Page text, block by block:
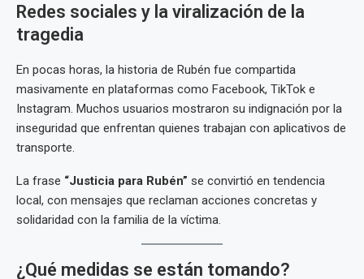
Redes sociales y la viralización de la
tragedia
En pocas horas, la historia de Rubén fue compartida
masivamente en plataformas como Facebook, TikTok e
Instagram. Muchos usuarios mostraron su indignación por la
inseguridad que enfrentan quienes trabajan con aplicativos de
transporte.
La frase “Justicia para Rubén” se convirtió en tendencia
local, con mensajes que reclaman acciones concretas y
solidaridad con la familia de la víctima.
¿Qué medidas se están tomando?